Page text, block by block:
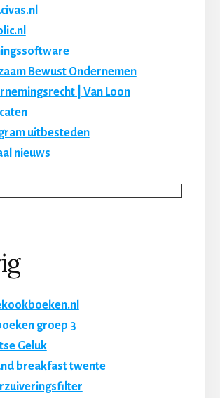
Bewust Ondernemen
| Van Loon
uitbesteden
nieuws
groep 3
Geluk
breakfast twente